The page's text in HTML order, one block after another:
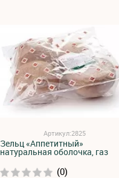
Артикул:2825
Зельц «Аппетитный»
натуральная оболочка, газ
(0)